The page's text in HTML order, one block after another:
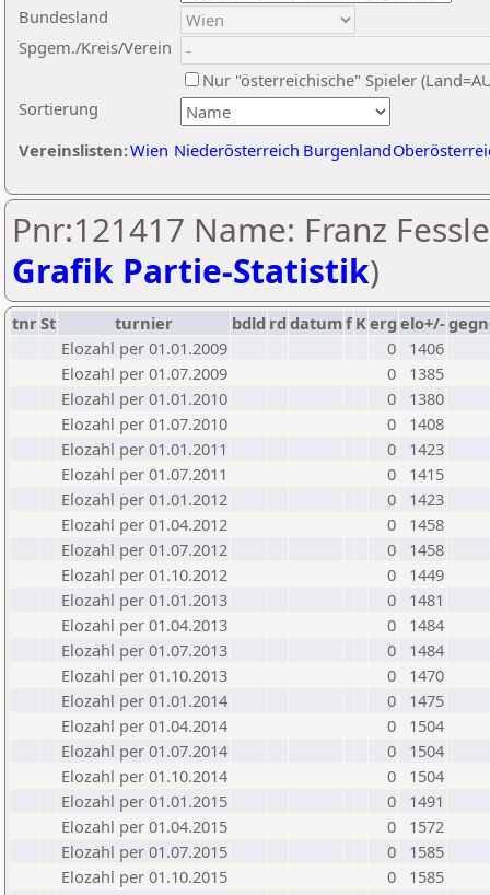
Sortierung
Bundesland
Spgem./Kreis/Verein
Nur "österreichische" Spieler
Vereinslisten:Wien Niederösterreich Burgenland
Pnr:121417 Name: Franz
Grafik Partie-Statistik)
tnrSt turnier bdld rd datumf Kerg elo+/-
Elozahl per 01.01.2009
0
1406
Elozahl per 01.07.2009
0
1385
Elozahl per 01.01.2010
0
1380
Elozahl per 01.07.2010
0
1408
Elozahl per 01.01.2011
0
1423
Elozahl per 01.07.2011
0
1415
Elozahl per 01.01.2012
0
1423
Elozahl per 01.04.2012
0
1458
Elozahl per 01.07.2012
0
1458
Elozahl per 01.10.2012
0
1449
Elozahl per 01.01.2013
0
1481
Elozahl per 01.04.2013
0
1484
Elozahl per 01.07.2013
0
1484
Elozahl per 01.10.2013
0
1470
Elozahl per 01.01.2014
0
1475
Elozahl per 01.04.2014
0
1504
Elozahl per 01.07.2014
0
1504
Elozahl per 01.10.2014
0
1504
Elozahl per 01.01.2015
0
1491
Elozahl per 01.04.2015
0
1572
Elozahl per 01.07.2015
0
1585
Elozahl per 01.10.2015
0
1585